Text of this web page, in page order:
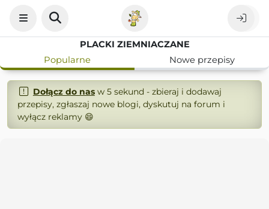
PLACKI ZIEMNIACZANE
Popularne
Nowe przepisy
Dołącz do nasw 5 sekund - zbieraj i dodawaj
przepisy, zgłaszaj nowe blogi, dyskutuj na forum i
wyłącz reklamy 😄